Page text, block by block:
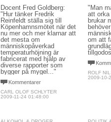
Docent Fred Goldberg:
"Hur tänker Fredrik
Reinfeldt ställa sig till
Köpenhamnsmötet när det
nu mer och mer klarnar att
det mesta om
människopåverkad
temperaturhöjning är
fabricerat med hjälp av
diverse rapporter som
bygger på mygel..."
Kommentarer
CARL OLOF SCHLYTER
2009-11-24 01:48:00
"Man
att
brukar
om att
ROLF
2009-10-